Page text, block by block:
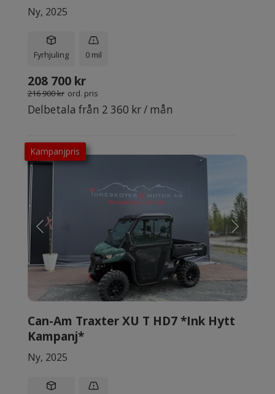
Ny, 2025
Fyrhjuling 0 mil
208 700 kr
216 900 kr ord. pris
Delbetala från 2 360 kr / mån
Kampanjpris
Can-Am Traxter XU T HD7 *Ink Hytt
Kampanj*
Ny, 2025